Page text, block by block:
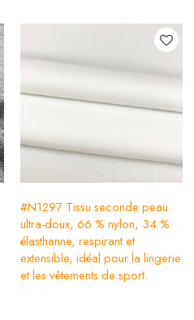
#N1297 Tissu seconde peau
ultra-doux, 66 % nylon, 34 %
élasthanne, respirant et
extensible, idéal pour la lingerie
et les vêtements de sport.